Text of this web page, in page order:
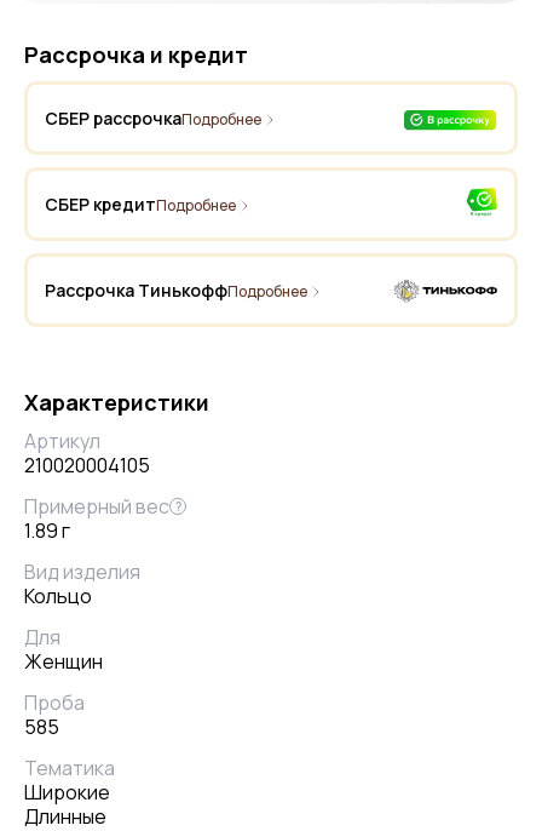
Рассрочка и кредит
СБЕР рассрочкаПодробнее
СБЕР кредитПодробнее
Рассрочка ТинькоффПодробнее
Характеристики
Артикул
210020004105
Примерный вес ?
1.89 г
Вид изделия
Кольцо
Для
Женщин
Проба
585
Тематика
Широкие
Длинные